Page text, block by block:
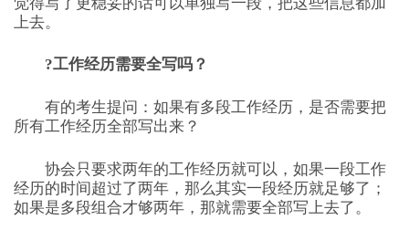
上去。
?工作经历需要全写吗？
有的考生提问：如果有多段工作经历，是否需要把
所有工作经历全部写出来？
协会只要求两年的工作经历就可以，如果一段工作
经历的时间超过了两年，那么其实一段经历就足够了；
如果是多段组合才够两年，那就需要全部写上去了。